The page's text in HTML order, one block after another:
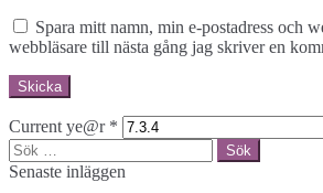
Spara mitt namn, min e-postadress och
webbläsare till nästa gång jag skriver en
Current ye@r *
Sök
efter:
Senaste inläggen